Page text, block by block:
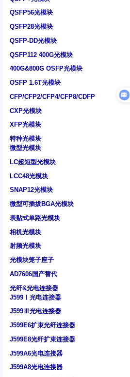
QSFP56光模块
QSFP28光模块
QSFP-DD光模块
QSFP112 400G光模块
400G&800G OSFP光模块
OSFP 1.6T光模块
CFP/CFP2/CFP4/CFP8/CDFP
CXP光模块
XFP光模块
特种光模块
微型光模块
LC超短型光模块
LCC48光模块
SNAP12光模块
微型可插拔BGA光模块
表贴式单路光模块
相机光模块
射频光模块
光模块笼子座子
AD7606国产替代
光纤&光电连接器
J599Ⅰ光电连接器
J599Ⅲ光电连接器
J599E6扩束光纤连接器
J599E8光纤扩束连接器
J599A6光电连接器
J599A8光电连接器